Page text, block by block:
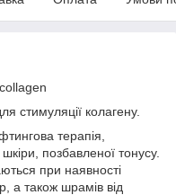
стимуляції колагену.
терапія,
позбавленої тонусу.
при наявності
а також шрамів від